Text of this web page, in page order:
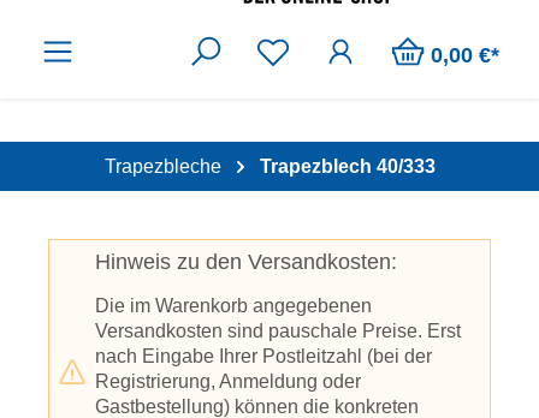
0,00 €*
Trapezbleche Trapezblech 40/333
Hinweis zu den Versandkosten:
Die im Warenkorb angegebenen
Versandkosten sind pauschale Preise. Erst
nach Eingabe Ihrer Postleitzahl (bei der
Registrierung, Anmeldung oder
Gastbestellung) können die konkreten